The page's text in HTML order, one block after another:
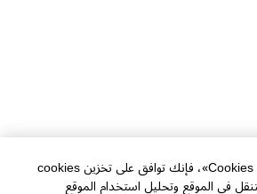
بالنقر فوق «قبول الكل Cookies»، فإنك توافق على تخزين cookies
في الموقع وتحليل استخدام الموقع